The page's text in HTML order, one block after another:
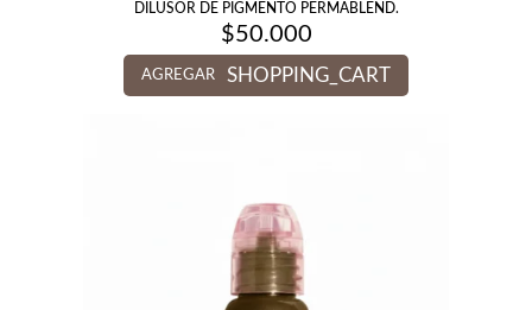
DILUSOR DE PIGMENTO PERMABLEND.
$50.000
AGREGAR SHOPPING_CART